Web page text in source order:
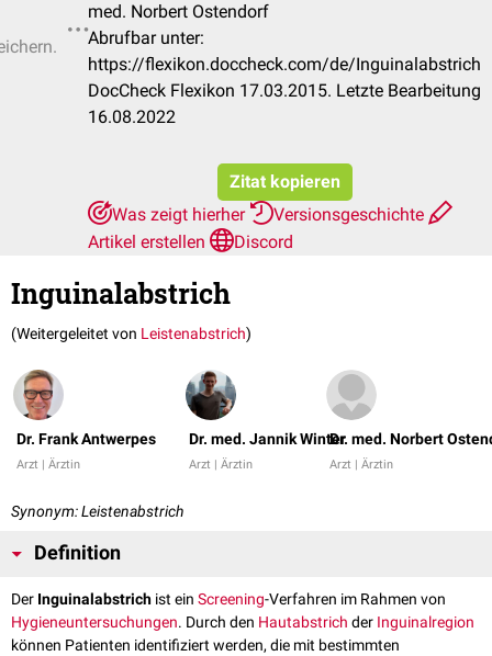
med. Norbert Ostendorf
Abrufbar unter:
https://flexikon.doccheck.com/de/Inguinalabstrich
DocCheck Flexikon 17.03.2015. Letzte Bearbeitung
16.08.2022
Zitat kopieren
Was zeigt hierher
Versionsgeschichte
Artikel erstellen
Discord
Inguinalabstrich
(Weitergeleitet von Leistenabstrich)
Dr. Frank Antwerpes
Arzt | Ärztin
Dr. med. Jannik Winter
Arzt | Ärztin
Dr. med. Norbert
Arzt | Ärztin
Synonym: Leistenabstrich
Definition
Der Inguinalabstrich ist ein Screening-Verfahren im Rahmen von
Hygieneuntersuchungen. Durch den Hautabstrich der Inguinalregion
können Patienten identifiziert werden, die mit bestimmten